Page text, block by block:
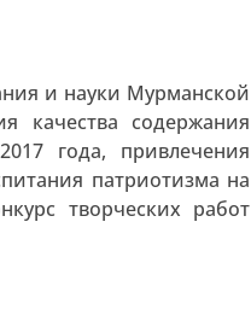
и науки Мурманской
содержания
года, привлечения
патриотизма на
творческих работ